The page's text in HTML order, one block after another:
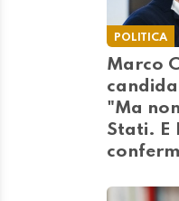
POLITICA
Marco
"Ma
Stati. E